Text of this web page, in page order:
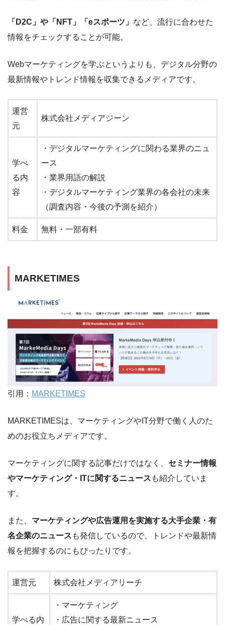
「D2C」や「NFT」「eスポーツ」 など、流行に合わせた
情報をチェックすることが可能。
Webマーケティングを学ぶというよりも、デジタル分野の
最新情報やトレンド情報を収集できるメディアです。
運営
元
株式会社メディアジーン
学べ
る内
容
・デジタルマーケティングに関わる業界のニュ
ース
・業界用語の解説
・デジタルマーケティング業界の各会社の未来
（調査内容・今後の予測を紹介）
料金 無料・一部有料
MARKETIMES
引用： MARKETIMES
MARKETIMESは、マーケティングやIT分野で働く人のた
めのお役立ちメディアです。
マーケティングに関する記事だけではなく、 セミナー情報
やマーケティング・ITに関するニュース も紹介していま
す。
また、 マーケティングや広告運用を実施する大手企業・有
名企業のニュース も発信しているので、トレンドや最新情
報を把握するのにもぴったりです。
運営元 株式会社メディアリーチ
学べる内
・マーケティング
・広告に関する最新ニュース